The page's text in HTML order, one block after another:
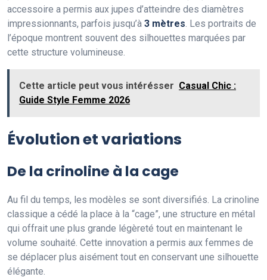
accessoire a permis aux jupes d’atteindre des diamètres
impressionnants, parfois jusqu’à 3 mètres . Les portraits de
l’époque montrent souvent des silhouettes marquées par
cette structure volumineuse.
Cette article peut vous intérésser Casual Chic :
Guide Style Femme 2026
Évolution et variations
De la crinoline à la cage
Au fil du temps, les modèles se sont diversifiés. La crinoline
classique a cédé la place à la “cage”, une structure en métal
qui offrait une plus grande légèreté tout en maintenant le
volume souhaité. Cette innovation a permis aux femmes de
se déplacer plus aisément tout en conservant une silhouette
élégante.